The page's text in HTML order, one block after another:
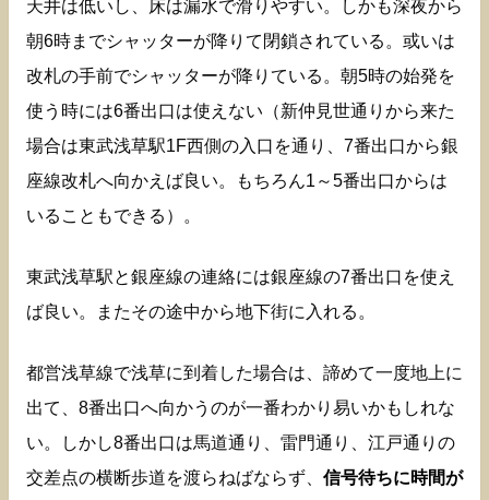
天井は低いし、床は漏水で滑りやすい。しかも深夜から
朝6時までシャッターが降りて閉鎖されている。或いは
改札の手前でシャッターが降りている。朝5時の始発を
使う時には6番出口は使えない（新仲見世通りから来た
場合は東武浅草駅1F西側の入口を通り、7番出口から銀
座線改札へ向かえば良い。もちろん1～5番出口からは
いることもできる）。
東武浅草駅と銀座線の連絡には銀座線の7番出口を使え
ば良い。またその途中から地下街に入れる。
都営浅草線で浅草に到着した場合は、諦めて一度地上に
出て、8番出口へ向かうのが一番わかり易いかもしれな
い。しかし8番出口は馬道通り、雷門通り、江戸通りの
交差点の横断歩道を渡らねばならず、 信号待ちに時間が